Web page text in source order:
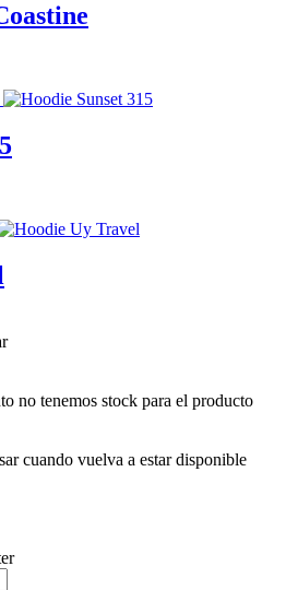
no tenemos stock para el producto
cuando vuelva a estar disponible